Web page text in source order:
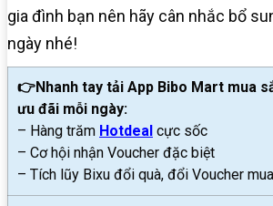
gia đình bạn nên hãy cân nhắc bổ
ngày nhé!
👉Nhanh tay tải App Bibo Mart mua
ưu đãi mỗi ngày:
– Hàng trăm Hotdeal cực sốc
– Cơ hội nhận Voucher đặc biệt
– Tích lũy Bixu đổi quà, đổi Voucher